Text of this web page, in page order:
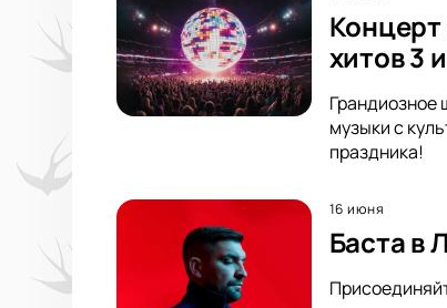
хитов 3
Грандиозное
музыки с
праздника!
16 июня
Баста в